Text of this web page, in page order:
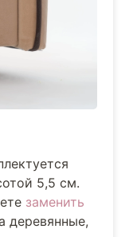
5,5 см.
заменить
деревянные,